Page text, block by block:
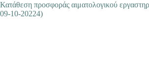
Κατάθεση προσφοράς αιματολογικού
09-10-20224)